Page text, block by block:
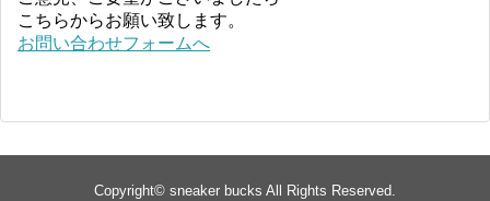
こちらからお願い致します。
お問い合わせフォームへ
Copyright© sneaker bucks All Rights Reserved.